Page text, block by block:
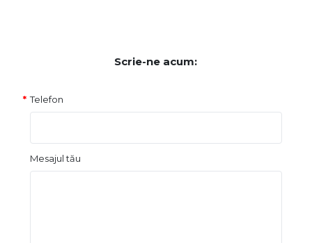
Scrie-ne acum:
Telefon
Mesajul tău